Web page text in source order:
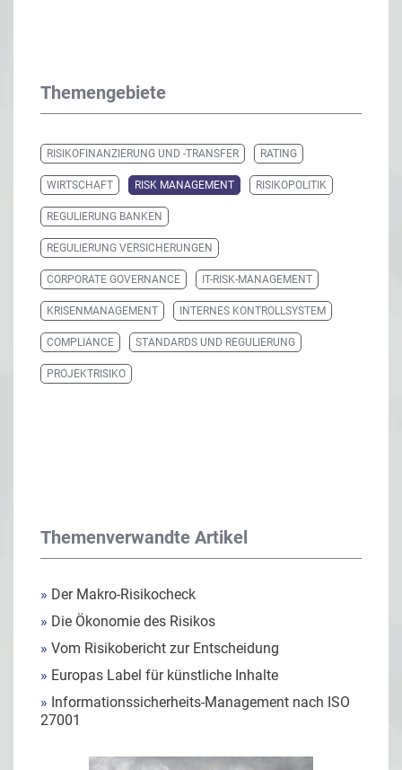
Themengebiete
RISIKOFINANZIERUNG UND -TRANSFER RATING
WIRTSCHAFT RISK MANAGEMENT RISIKOPOLITIK
REGULIERUNG BANKEN
REGULIERUNG VERSICHERUNGEN
CORPORATE GOVERNANCE IT-RISK-MANAGEMENT
KRISENMANAGEMENT INTERNES KONTROLLSYSTEM
COMPLIANCE STANDARDS UND REGULIERUNG
PROJEKTRISIKO
Themenverwandte Artikel
» Der Makro-Risikocheck
» Die Ökonomie des Risikos
» Vom Risikobericht zur Entscheidung
» Europas Label für künstliche Inhalte
» Informationssicherheits-Management nach ISO
27001